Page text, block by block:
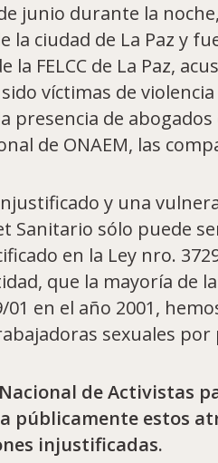
junio durante la
la ciudad de La Paz y
la FELCC de La Paz,
víctimas de
presencia de
de ONAEM, las
y una
Sanitario sólo puede
en la Ley nro.
que la mayoría de
01 en el año 2001,
sexuales por
de Activistas
públicamente estos
injustificadas.